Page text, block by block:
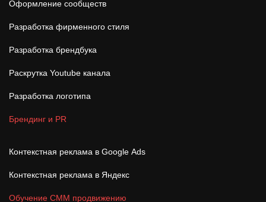
Оформление сообществ
Разработка фирменного стиля
Разработка брендбука
Раскрутка Youtube канала
Разработка логотипа
Брендинг и PR
Контекстная реклама в Google Ads
Контекстная реклама в Яндекс
Обучение СММ продвижению